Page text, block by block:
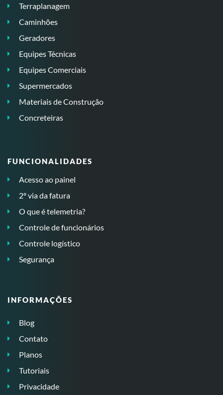
Terraplanagem
Caminhões
Geradores
Equipes Técnicas
Equipes Comerciais
Supermercados
Materiais de Construção
Concreteiras
FUNCIONALIDADES
Acesso ao painel
2º via da fatura
O que é telemetria?
Controle de funcionários
Controle logístico
Segurança
INFORMAÇÕES
Blog
Contato
Planos
Tutoriais
Privacidade